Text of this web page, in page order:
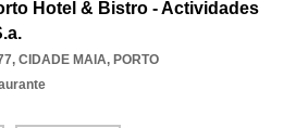
Hotel & Bistro - Actividades
, CIDADE MAIA, PORTO